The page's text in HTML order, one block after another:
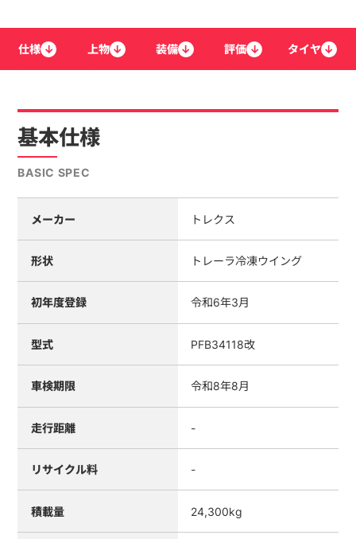
仕様 ↓ 上物 ↓ 装備 ↓ 評価 ↓ タイヤ ↓
基本仕様
BASIC SPEC
メーカー トレクス
形状 トレーラ冷凍ウイング
初年度登録 令和6年3月
型式 PFB34118改
車検期限 令和8年8月
走行距離 -
リサイクル料 -
積載量 24,300kg